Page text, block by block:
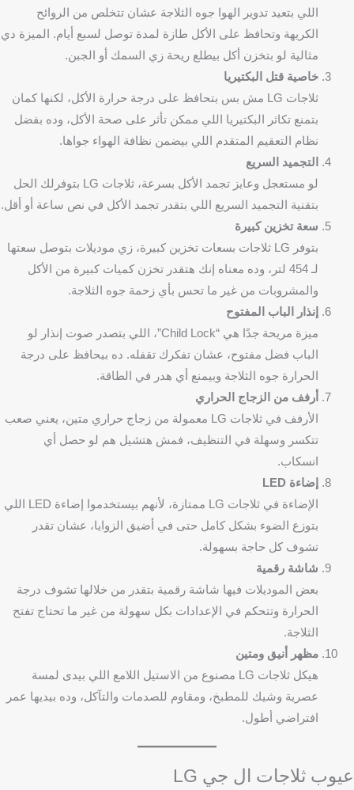
اللي بتعيد تدوير الهوا جوه الثلاجة عشان تتخلص من الروائح
الكريهة وتحافظ على الأكل طازة لمدة توصل لسبع أيام. الميزة دي
مثالية لو بتخزن أكل بيطلع ريحة زي السمك أو الجبن.
خاصية قتل البكتيريا
ثلاجات LG مش بس بتحافظ على درجة حرارة الأكل، لكنها كمان
بتمنع تكاثر البكتيريا اللي ممكن تأثر على صحة الأكل، وده بفضل
نظام التعقيم المتقدم اللي بيضمن نظافة الهواء جواها.
التجميد السريع
لو مستعجل وعايز تجمد الأكل بسرعة، ثلاجات LG بتوفرلك الحل
بتقنية التجميد السريع اللي بتقدر تجمد الأكل في نص ساعة أو أقل.
سعة تخزين كبيرة
بتوفر LG ثلاجات بسعات تخزين كبيرة، زي موديلات بتوصل سعتها
لـ 454 لتر، وده معناه إنك هتقدر تخزن كميات كبيرة من الأكل
والمشروبات من غير ما تحس بأي زحمة جوه الثلاجة.
إنذار الباب المفتوح
ميزة مريحة جدًا هي “Child Lock”، اللي بتصدر صوت إنذار لو
الباب فضل مفتوح، عشان تفكرك تقفله. ده بيحافظ على درجة
الحرارة جوه الثلاجة وبيمنع أي هدر في الطاقة.
أرفف من الزجاج الحراري
الأرفف في ثلاجات LG معمولة من زجاج حراري متين، يعني صعب
تتكسر وسهلة في التنظيف، فمش هتشيل هم لو حصل أي
انسكاب.
إضاءة LED
الإضاءة في ثلاجات LG ممتازة، لأنهم بيستخدموا إضاءة LED اللي
بتوزع الضوء بشكل كامل حتى في أضيق الزوايا، عشان تقدر
تشوف كل حاجة بسهولة.
شاشة رقمية
بعض الموديلات فيها شاشة رقمية بتقدر من خلالها تشوف درجة
الحرارة وتتحكم في الإعدادات بكل سهولة من غير ما تحتاج تفتح
الثلاجة.
مظهر أنيق ومتين
هيكل ثلاجات LG مصنوع من الاستيل اللامع اللي بيدى لمسة
عصرية وشيك للمطبخ، ومقاوم للصدمات والتآكل، وده بيديها عمر
افتراضي أطول.
عيوب ثلاجات ال جي LG